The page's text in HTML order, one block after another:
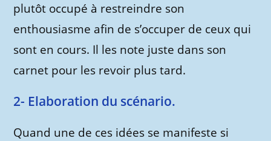
plutôt occupé à restreindre son
enthousiasme afin de s’occuper de ceux qui
sont en cours. Il les note juste dans son
carnet pour les revoir plus tard.
2- Elaboration du scénario.
Quand une de ces idées se manifeste si